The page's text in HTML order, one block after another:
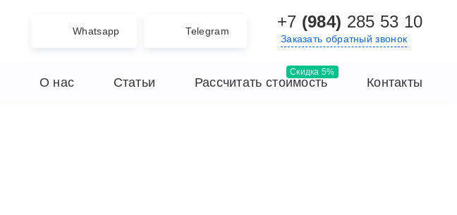
Whatsapp Telegram +7 (984) 285 53 10
Заказать обратный звонок
О нас Статьи Рассчитать стоимость Контакты